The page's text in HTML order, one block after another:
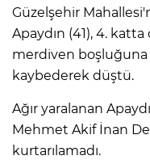
Güzelşehir
Apaydın (41), 4.
merdiven
kaybederek düştü.
Ağır yaralanan
Mehmet Akif İnan
kurtarılamadı.